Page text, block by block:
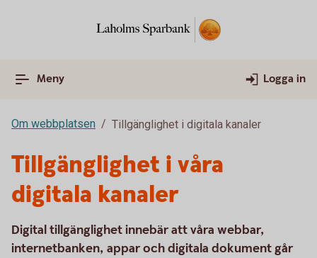
Meny Logga in
Om webbplatsen Tillgänglighet i digitala kanaler
Tillgänglighet i våra
digitala kanaler
Digital tillgänglighet innebär att våra webbar,
internetbanken, appar och digitala dokument går